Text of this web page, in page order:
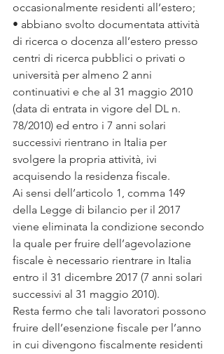
occasionalmente residenti all’estero;
• abbiano svolto documentata attività
di ricerca o docenza all’estero presso
centri di ricerca pubblici o privati o
università per almeno 2 anni
continuativi e che al 31 maggio 2010
(data di entrata in vigore del DL n.
78/2010) ed entro i 7 anni solari
successivi rientrano in Italia per
svolgere la propria attività, ivi
acquisendo la residenza fiscale.
Ai sensi dell’articolo 1, comma 149
della Legge di bilancio per il 2017
viene eliminata la condizione secondo
la quale per fruire dell’agevolazione
fiscale è necessario rientrare in Italia
entro il 31 dicembre 2017 (7 anni solari
successivi al 31 maggio 2010).
Resta fermo che tali lavoratori possono
fruire dell’esenzione fiscale per l’anno
in cui divengono fiscalmente residenti